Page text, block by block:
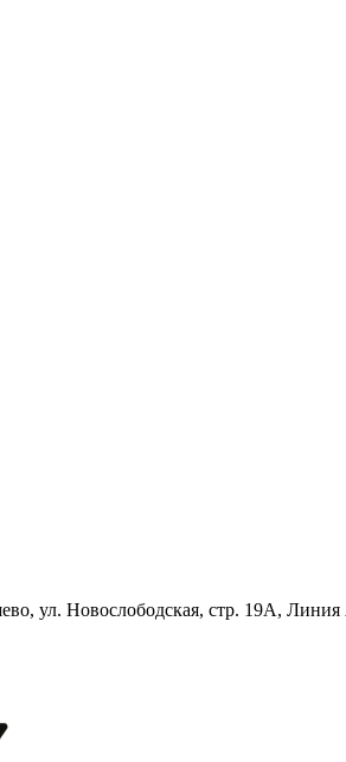
ул. Новослободская, стр. 19А,